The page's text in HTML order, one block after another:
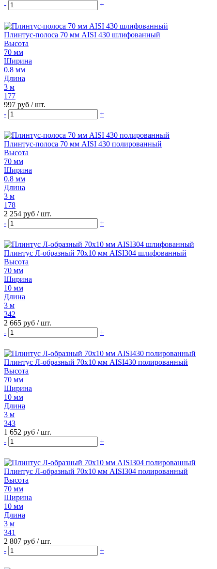
-
+
Плинтус-полоса 70 мм AISI 430 шлифованный
Высота
70 мм
Ширина
0.8 мм
Длина
3 м
177
997 руб / шт.
-
+
Плинтус-полоса 70 мм AISI 430 полированный
Высота
70 мм
Ширина
0.8 мм
Длина
3 м
178
2 254 руб / шт.
-
+
Плинтус Л-образный 70х10 мм AISI304 шлифованный
Высота
70 мм
Ширина
10 мм
Длина
3 м
342
2 665 руб / шт.
-
+
Плинтус Л-образный 70х10 мм AISI430 полированный
Высота
70 мм
Ширина
10 мм
Длина
3 м
343
1 652 руб / шт.
-
+
Плинтус Л-образный 70х10 мм AISI304 полированный
Высота
70 мм
Ширина
10 мм
Длина
3 м
341
2 807 руб / шт.
-
+